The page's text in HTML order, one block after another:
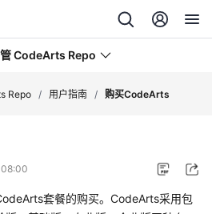
CodeArts Repo
Repo / 用户指南 / 购买CodeArts
套餐的购买。CodeArts采用包